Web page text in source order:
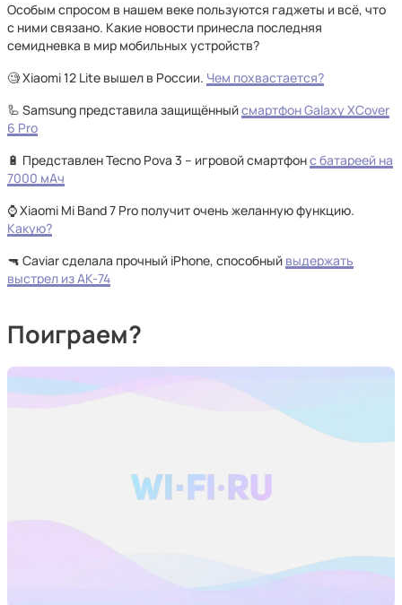
Особым спросом в нашем веке пользуются гаджеты и всё, что
с ними связано. Какие новости принесла последняя
семидневка в мир мобильных устройств?
🧐 Xiaomi 12 Lite вышел в России. Чем похвастается?
🦾 Samsung представила защищённыйсмартфон Galaxy XCover
6 Pro
🔋 Представлен Tecno Pova 3 – игровой смартфонс батареей на
7000 мАч
⌚ Xiaomi Mi Band 7 Pro получит очень желанную функцию.
Какую?
🔫 Caviar сделала прочный iPhone, способный выдержать
выстрел из АК-74
Поиграем?